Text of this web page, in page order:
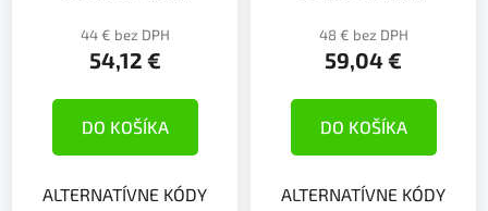
44 € bez DPH
54,12 €
DO KOŠÍKA
ALTERNATÍVNE KÓDY
48 € bez DPH
59,04 €
DO KOŠÍKA
ALTERNATÍVNE KÓDY